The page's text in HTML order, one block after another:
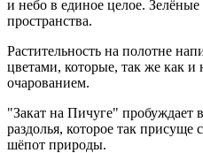
и небо в единое целое.
пространства.
Растительность на полотне
цветами, которые, так же как
очарованием.
"Закат на Пичуге" пробуждает
раздолья, которое так
шёпот природы.